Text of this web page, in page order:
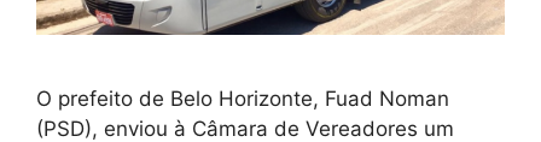
O prefeito de Belo Horizonte, Fuad Noman
(PSD), enviou à Câmara de Vereadores um